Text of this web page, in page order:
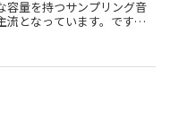
容量を持つサンプリング音
流となっています。です
を得られる反面、パソコン